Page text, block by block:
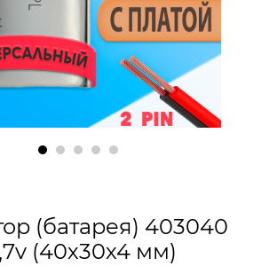
(батарея) 403040
(40х30х4 мм)